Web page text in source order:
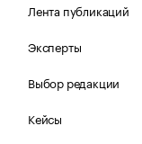
Лента публикаций
Эксперты
Выбор редакции
Кейсы